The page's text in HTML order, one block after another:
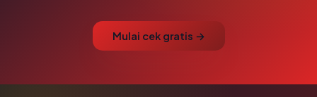
Mulai cek gratis →